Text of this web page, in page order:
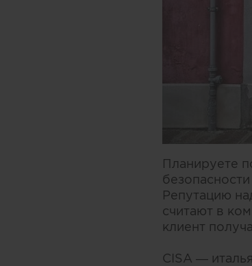
Планируете
Репутацию
считают в
клиент
CISA —